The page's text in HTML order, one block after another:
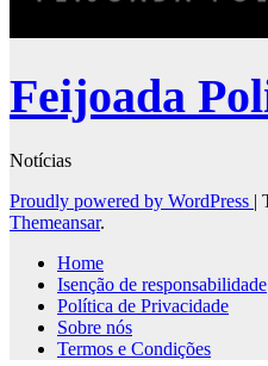
Feijoada
Notícias
Proudly powered by WordPress |
Themeansar.
Home
Isenção de responsabilidade
Política de Privacidade
Sobre nós
Termos e Condições